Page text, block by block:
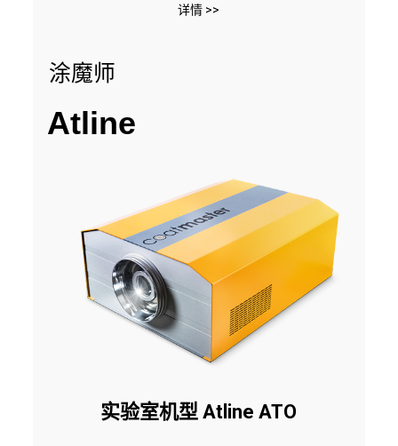
详情 >>
涂魔师
Atline
实验室机型 Atline ATO